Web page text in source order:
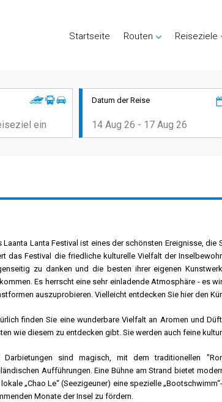
Startseite Routen Reiseziele
Datum der Reise
Laanta Lanta Festival ist eines der schönsten Ereignisse,
das Festival die friedliche kulturelle Vielfalt der
zu danken und die besten ihrer eigenen
Es herrscht eine sehr einladende Atmosphäre - es
auszuprobieren. Vielleicht entdecken Sie hier den
finden Sie eine wunderbare Vielfalt an Aromen und
wie diesem zu entdecken gibt. Sie werden auch feine
Darbietungen sind magisch, mit dem traditionellen
Aufführungen. Eine Bühne am Strand bietet
„Chao Le“ (Seezigeuner) eine spezielle
Monate der Insel zu fördern.